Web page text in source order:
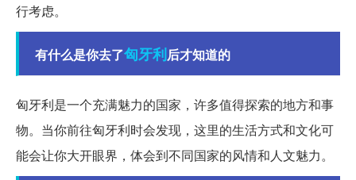
行考虑。
有什么是你去了匈牙利后才知道的
匈牙利是一个充满魅力的国家，许多值得探索的地方和事
物。当你前往匈牙利时会发现，这里的生活方式和文化可
能会让你大开眼界，体会到不同国家的风情和人文魅力。